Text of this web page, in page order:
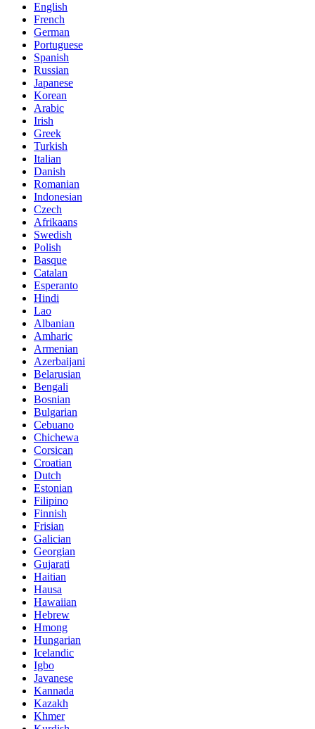
English
French
German
Portuguese
Spanish
Russian
Japanese
Korean
Arabic
Irish
Greek
Turkish
Italian
Danish
Romanian
Indonesian
Czech
Afrikaans
Swedish
Polish
Basque
Catalan
Esperanto
Hindi
Lao
Albanian
Amharic
Armenian
Azerbaijani
Belarusian
Bengali
Bosnian
Bulgarian
Cebuano
Chichewa
Corsican
Croatian
Dutch
Estonian
Filipino
Finnish
Frisian
Galician
Georgian
Gujarati
Haitian
Hausa
Hawaiian
Hebrew
Hmong
Hungarian
Icelandic
Igbo
Javanese
Kannada
Kazakh
Khmer